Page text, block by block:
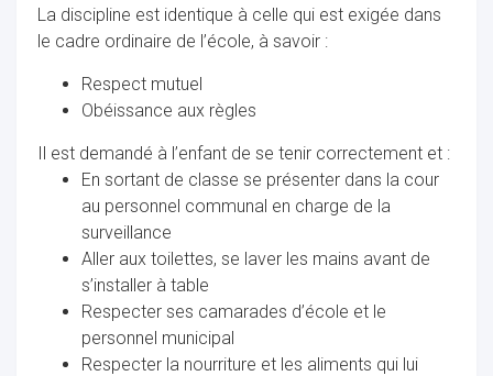
La discipline est identique à celle qui est exigée dans
le cadre ordinaire de l’école, à savoir :
Respect mutuel
Obéissance aux règles
Il est demandé à l’enfant de se tenir correctement et :
En sortant de classe se présenter dans la cour
au personnel communal en charge de la
surveillance
Aller aux toilettes, se laver les mains avant de
s’installer à table
Respecter ses camarades d’école et le
personnel municipal
Respecter la nourriture et les aliments qui lui